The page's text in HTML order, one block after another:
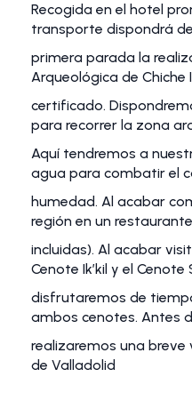
Recogida en el hotel
transporte dispondrá
primera parada la
Arqueológica de
certificado.
para recorrer la zona
Aquí tendremos a
agua para combatir el
humedad. Al acabar
región en un
incluidas). Al acabar
Cenote Ik’kil y el
disfrutaremos de
ambos cenotes. Antes
realizaremos una breve
de Valladolid